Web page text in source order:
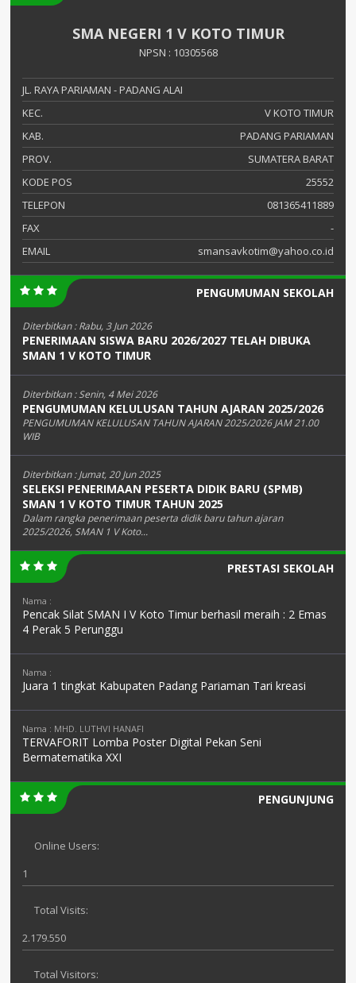
SMA NEGERI 1 V KOTO TIMUR
NPSN : 10305568
JL. RAYA PARIAMAN - PADANG ALAI
KEC.
V KOTO TIMUR
KAB.
PADANG PARIAMAN
PROV.
SUMATERA BARAT
KODE POS
25552
TELEPON
081365411889
FAX
-
EMAIL
smansavkotim@yahoo.co.id
PENGUMUMAN SEKOLAH
Diterbitkan :Rabu, 3 Jun 2026
PENERIMAAN SISWA BARU 2026/2027 TELAH DIBUKA
SMAN 1 V KOTO TIMUR
Diterbitkan :Senin, 4 Mei 2026
PENGUMUMAN KELULUSAN TAHUN AJARAN 2025/2026
PENGUMUMAN KELULUSAN TAHUN AJARAN 2025/2026 JAM 21.00
WIB
Diterbitkan :Jumat, 20 Jun 2025
SELEKSI PENERIMAAN PESERTA DIDIK BARU (SPMB)
SMAN 1 V KOTO TIMUR TAHUN 2025
Dalam rangka penerimaan peserta didik baru tahun ajaran
2025/2026, SMAN 1 V Koto...
PRESTASI SEKOLAH
Nama :
Pencak Silat SMAN I V Koto Timur berhasil meraih : 2 Emas
4 Perak 5 Perunggu
Nama :
Juara 1 tingkat Kabupaten Padang Pariaman Tari kreasi
Nama : MHD. LUTHVI HANAFI
TERVAFORIT Lomba Poster Digital Pekan Seni
Bermatematika XXI
PENGUNJUNG
Online Users:
1
Total Visits:
2.179.550
Total Visitors: